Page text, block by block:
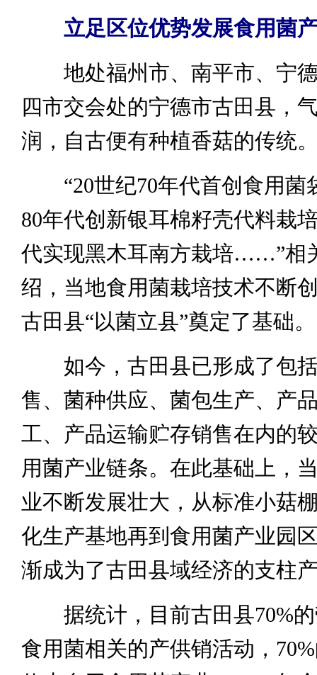
立足区位优势发展食用菌
地处福州市、南平市、宁德
四市交会处的宁德市古田县，
润，自古便有种植香菇的传统
“20世纪70年代首创食用菌
80年代创新银耳棉籽壳代料栽
代实现黑木耳南方栽培……”相
绍，当地食用菌栽培技术不断
古田县“以菌立县”奠定了基础。
如今，古田县已形成了包括
售、菌种供应、菌包生产、产
工、产品运输贮存销售在内的
用菌产业链条。在此基础上，
业不断发展壮大，从标准小菇
化生产基地再到食用菌产业园
渐成为了古田县域经济的支柱
据统计，目前古田县70%的
食用菌相关的产供销活动，